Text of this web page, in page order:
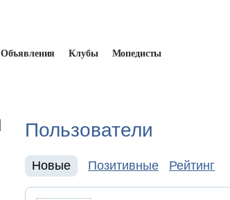
Объявления Клубы Мопедисты
Пользователи
Новые Позитивные Рейтинг